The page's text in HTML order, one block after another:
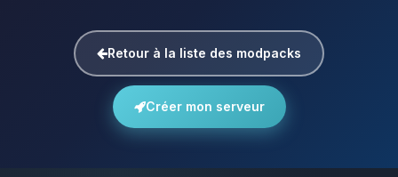
Retour à la liste des modpacks
Créer mon serveur